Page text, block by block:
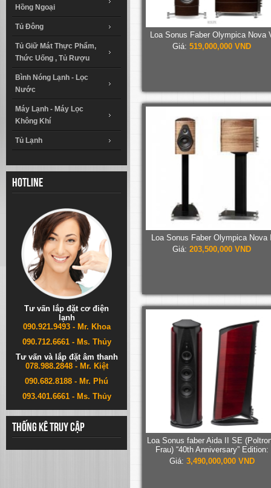
Hồng Ngoại
Tủ Đông
Tủ Giữ Mát Thực Phẩm,
Thức Uống , Tủ Rượu
Bình Nóng Lạnh - Lọc
Nước
Máy Lạnh - Máy Lọc
Không Khí
Tủ Lạnh
Hotline
Tư vấn lắp đặt cơ điện
lạnh
090.921.9493 - Mr. Khoa
090.712.6661 - Ms. Thủy
Tư vấn và lắp đặt âm thanh
078.988.2848 - Mr. Kiệt
090.682.8188 - Mr. Phú
093.401.6661 - Ms. Thủy
Thống kê truy cập
Loa Sonus Faber Olympica Nova
Giá: 519,000,000 VND
Loa Sonus Faber Olympica Nova
Giá: 203,500,000 VND
Loa Sonus faber Aida II SE
Frau) “40th Anniversary” Edition:
Giá: 3,490,000,000 VND